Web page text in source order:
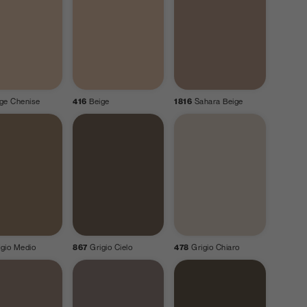
Navone Superstudio Ugo Nespolo
Chenise 416 Beige 1816 Sahara Beige
Medio 867 Grigio Cielo 478 Grigio Chiaro